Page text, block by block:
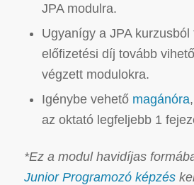
JPA modulra.
Ugyanígy a JPA kurzusból
előfizetési díj tovább
végzett modulokra.
Igénybe vehető magánóra
az oktató legfeljebb 1
*Ez a modul havidíjas
Junior Programozó képzés